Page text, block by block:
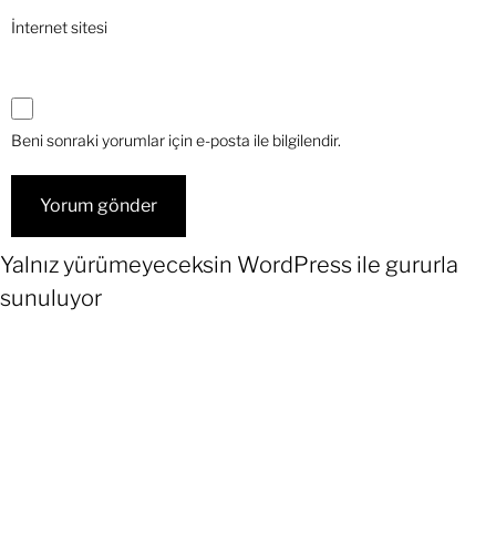
İnternet sitesi
Beni sonraki yorumlar için e-posta ile bilgilendir.
Yalnız yürümeyeceksin WordPress ile gururla
sunuluyor